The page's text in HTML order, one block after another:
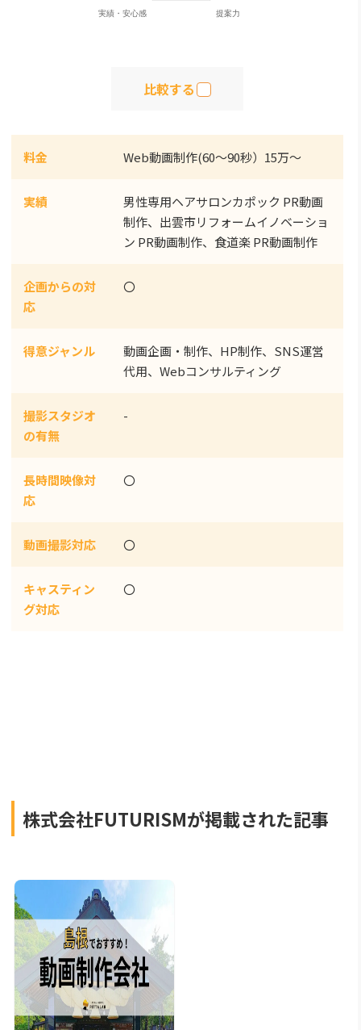
比較する
料金 Web動画制作(60～90秒）15万～
実績
男性専用ヘアサロンカポック PR動画
制作、出雲市リフォームイノベーショ
ン PR動画制作、食道楽 PR動画制作
企画からの対
応
〇
得意ジャンル
動画企画・制作、HP制作、SNS運営
代用、Webコンサルティング
撮影スタジオ
の有無
-
長時間映像対
応
〇
動画撮影対応 〇
キャスティン
グ対応
〇
株式会社FUTURISMが掲載された記事